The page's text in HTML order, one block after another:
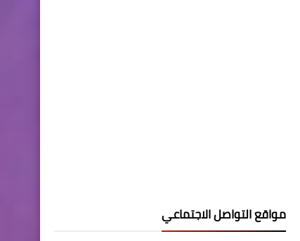
مواقع التواصل الاجتماعي